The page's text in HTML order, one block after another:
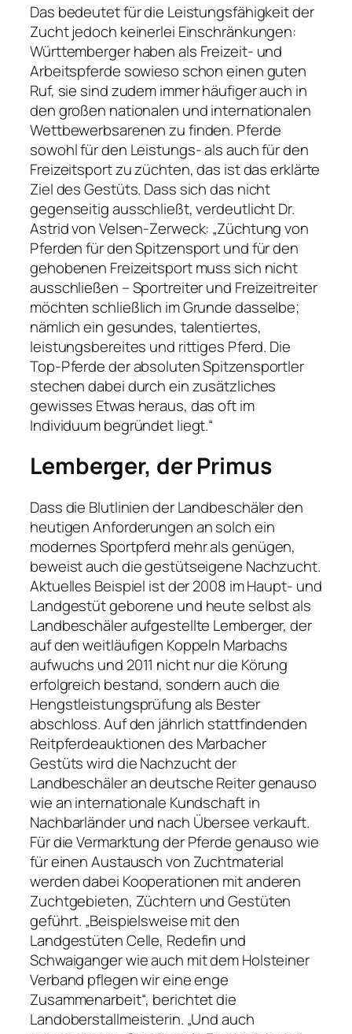
Das bedeutet für die Leistungsfähigkeit der
Zucht jedoch keinerlei Einschränkungen:
Württemberger haben als Freizeit- und
Arbeitspferde sowieso schon einen guten
Ruf, sie sind zudem immer häufiger auch in
den großen nationalen und internationalen
Wettbewerbsarenen zu finden. Pferde
sowohl für den Leistungs- als auch für den
Freizeitsport zu züchten, das ist das erklärte
Ziel des Gestüts. Dass sich das nicht
gegenseitig ausschließt, verdeutlicht Dr.
Astrid von Velsen-Zerweck: „Züchtung von
Pferden für den Spitzensport und für den
gehobenen Freizeitsport muss sich nicht
ausschließen – Sportreiter und Freizeitreiter
möchten schließlich im Grunde dasselbe;
nämlich ein gesundes, talentiertes,
leistungsbereites und rittiges Pferd. Die
Top-Pferde der absoluten Spitzensportler
stechen dabei durch ein zusätzliches
gewisses Etwas heraus, das oft im
Individuum begründet liegt.“
Lemberger, der Primus
Dass die Blutlinien der Landbeschäler den
heutigen Anforderungen an solch ein
modernes Sportpferd mehr als genügen,
beweist auch die gestütseigene Nachzucht.
Aktuelles Beispiel ist der 2008 im Haupt- und
Landgestüt geborene und heute selbst als
Landbeschäler aufgestellte Lemberger, der
auf den weitläufigen Koppeln Marbachs
aufwuchs und 2011 nicht nur die Körung
erfolgreich bestand, sondern auch die
Hengstleistungsprüfung als Bester
abschloss. Auf den jährlich stattfindenden
Reitpferdeauktionen des Marbacher
Gestüts wird die Nachzucht der
Landbeschäler an deutsche Reiter genauso
wie an internationale Kundschaft in
Nachbarländer und nach Übersee verkauft.
Für die Vermarktung der Pferde genauso wie
für einen Austausch von Zuchtmaterial
werden dabei Kooperationen mit anderen
Zuchtgebieten, Züchtern und Gestüten
geführt. „Beispielsweise mit den
Landgestüten Celle, Redefin und
Schwaiganger wie auch mit dem Holsteiner
Verband pflegen wir eine enge
Zusammenarbeit“, berichtet die
Landoberstallmeisterin. „Und auch